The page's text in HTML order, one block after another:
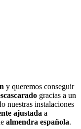
y queremos conseguir
gracias a un
nuestras instalaciones
ajustada a
almendra española.